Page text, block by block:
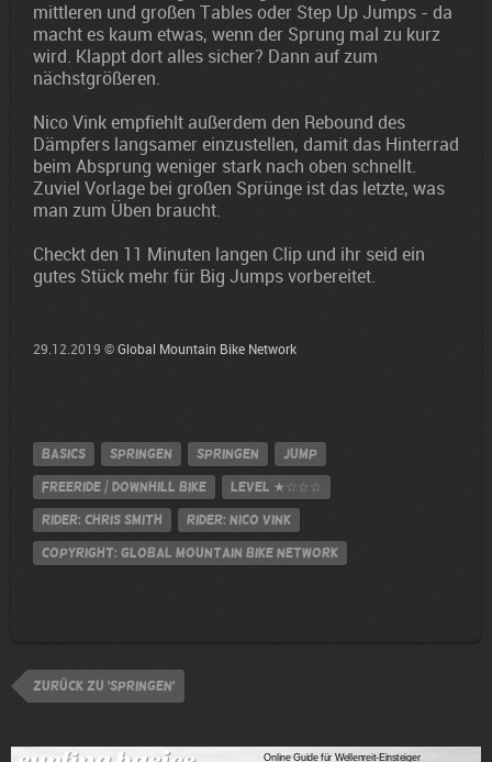
mittleren und großen Tables oder Step Up Jumps - da
macht es kaum etwas, wenn der Sprung mal zu kurz
wird. Klappt dort alles sicher? Dann auf zum
nächstgrößeren.
Nico Vink empfiehlt außerdem den Rebound des
Dämpfers langsamer einzustellen, damit das Hinterrad
beim Absprung weniger stark nach oben schnellt.
Zuviel Vorlage bei großen Sprünge ist das letzte, was
man zum Üben braucht.
Checkt den 11 Minuten langen Clip und ihr seid ein
gutes Stück mehr für Big Jumps vorbereitet.
29.12.2019 © Global Mountain Bike Network
Basics Springen Springen jump
Freeride / Downhill Bike Level ★☆☆☆
Rider: Chris Smith Rider: Nico Vink
Copyright: Global Mountain Bike Network
zurück zu 'Springen'